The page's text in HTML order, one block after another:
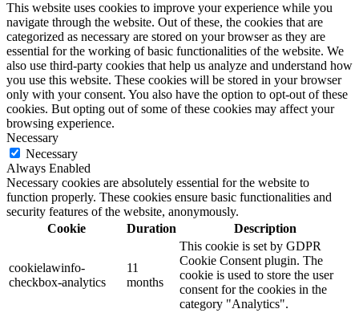
This website uses cookies to improve your experience while you
navigate through the website. Out of these, the cookies that are
categorized as necessary are stored on your browser as they are
essential for the working of basic functionalities of the website. We
also use third-party cookies that help us analyze and understand how
you use this website. These cookies will be stored in your browser
only with your consent. You also have the option to opt-out of these
cookies. But opting out of some of these cookies may affect your
browsing experience.
Necessary
Necessary
Always Enabled
Necessary cookies are absolutely essential for the website to
function properly. These cookies ensure basic functionalities and
security features of the website, anonymously.
Cookie
Duration Description
cookielawinfo-
checkbox-analytics
11
months
This cookie is set by GDPR
Cookie Consent plugin. The
cookie is used to store the user
consent for the cookies in the
category "Analytics".